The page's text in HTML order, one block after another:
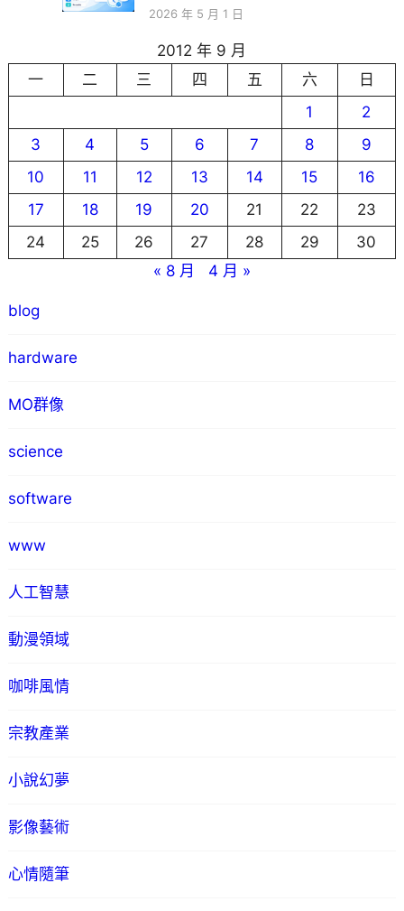
2026 年 5 月 1 日
2012 年 9 月
一
二 三 四 五 六
日
1
2
3
4 5 6 7 8
9
10
11 12 13 14 15
16
17
18 19 20 21 22
23
24
25 26 27 28 29
30
« 8 月
4 月 »
blog
hardware
MO群像
science
software
www
人工智慧
動漫領域
咖啡風情
宗教產業
小說幻夢
影像藝術
心情隨筆